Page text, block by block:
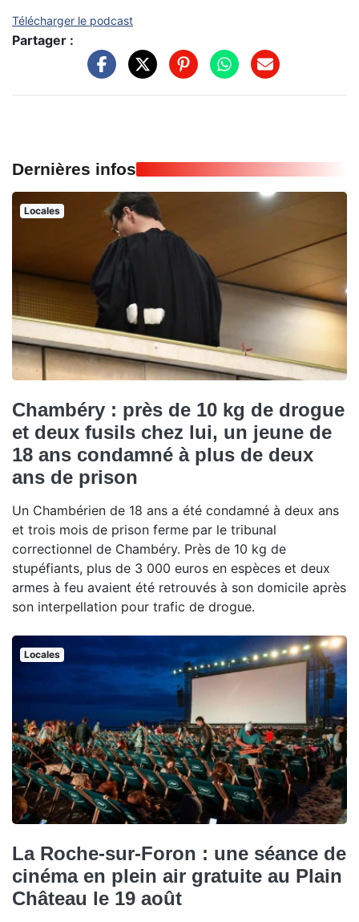
Télécharger le podcast
Partager :
Dernières infos
Locales
Chambéry : près de 10 kg de drogue
et deux fusils chez lui, un jeune de
18 ans condamné à plus de deux
ans de prison
Un Chambérien de 18 ans a été condamné à deux ans
et trois mois de prison ferme par le tribunal
correctionnel de Chambéry. Près de 10 kg de
stupéfiants, plus de 3 000 euros en espèces et deux
armes à feu avaient été retrouvés à son domicile après
son interpellation pour trafic de drogue.
Locales
La Roche-sur-Foron : une séance de
cinéma en plein air gratuite au Plain
Château le 19 août